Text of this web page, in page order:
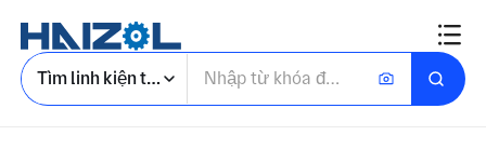
Tìm linh kiện tùy chỉnh